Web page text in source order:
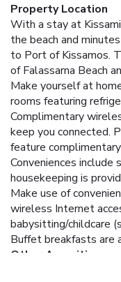
Property Location
With a stay at
the beach and
to Port of Kissamos.
of Falassarna Beach
Make yourself at
rooms featuring
Complimentary
keep you connected.
feature
Conveniences
housekeeping is
Make use of
wireless Internet
babysitting/childcare
Buffet breakfasts are
Other Amenities